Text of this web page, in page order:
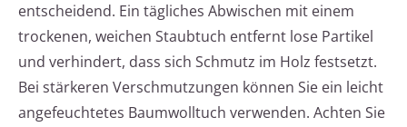
entscheidend. Ein tägliches Abwischen mit einem
trockenen, weichen Staubtuch entfernt lose Partikel
und verhindert, dass sich Schmutz im Holz festsetzt.
Bei stärkeren Verschmutzungen können Sie ein leicht
angefeuchtetes Baumwolltuch verwenden. Achten Sie